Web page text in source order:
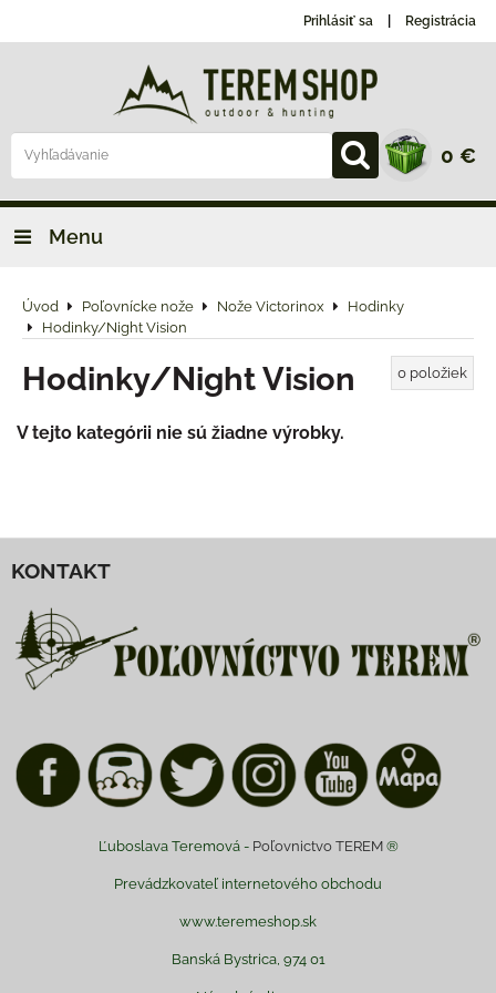
Prihlásiť sa Registrácia
0 €
Menu
Úvod Poľovnícke nože Nože Victorinox
Hodinky
Hodinky/Night Vision
Hodinky/Night Vision 0 položiek
KONTAKT
Ľuboslava Teremová - Poľovnictvo TEREM®
Prevádzkovateľ internetového obchodu
www.teremeshop.sk
Banská Bystrica, 974 01